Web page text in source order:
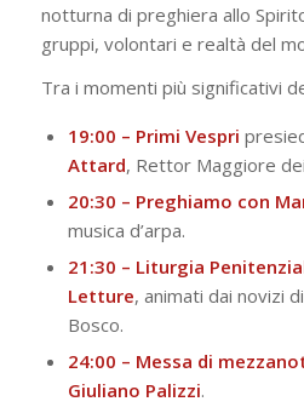
notturna di preghiera allo
gruppi, volontari e realtà del
Tra i momenti più significativi
19:00 – Primi Vespri
Attard, Rettor Maggiore
20:30 – Preghiamo con
musica d’arpa.
21:30 – Liturgia
Letture, animati dai novizi
Bosco.
24:00 – Messa di
Giuliano Palizzi.